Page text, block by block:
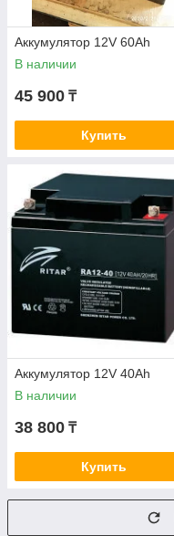
Аккумулятор 12V 60Ah
В наличии
45 900 ₸
Купить
Аккумулятор 12V 40Ah
В наличии
38 800 ₸
Купить